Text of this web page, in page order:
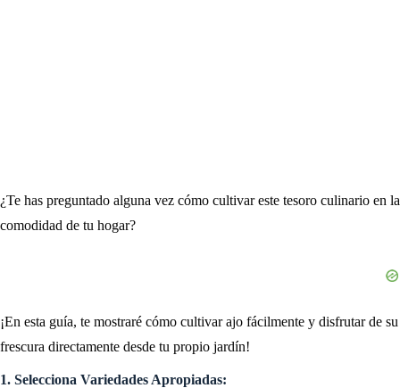
¿Te has preguntado alguna vez cómo cultivar este tesoro culinario en la
comodidad de tu hogar?
¡En esta guía, te mostraré cómo cultivar ajo fácilmente y disfrutar de su
frescura directamente desde tu propio jardín!
1. Selecciona Variedades Apropiadas: